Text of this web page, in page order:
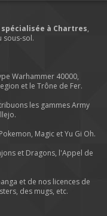
à Chartres,
sous-sol.
Warhammer 40000,
et le Trône de Fer.
les gammes Army
Magic et Yu Gi Oh.
et Dragons, l'Appel de
et de nos licences de
des mugs, etc.